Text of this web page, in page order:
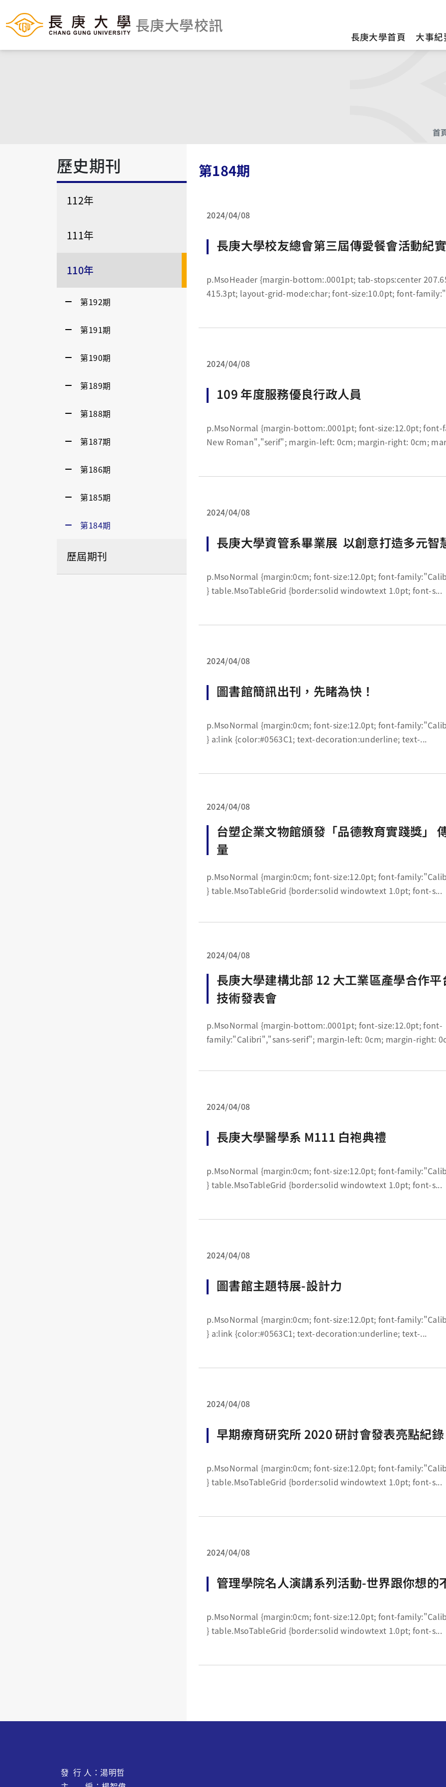
長庚大學校訊
長庚大學首頁 大事紀
首
歷史期刊
112年
111年
110年
第192期
第191期
第190期
第189期
第188期
第187期
第186期
第185期
第184期
歷屆期刊
第184期
2024/04/08
長庚大學校友總會第三屆傳愛餐會活動紀
p.MsoHeader {margin-bottom:.0001pt; tab-stops:center 207.65pt right
415.3pt; layout-grid-mode:char; font-
2024/04/08
109 年度服務優良行政人員
p.MsoNormal {margin-bottom:.0001pt; font-size:12.0pt; font-family:"Times
New Roman","serif";
2024/04/08
長庚大學資管系畢業展 以創意打造多元智
p.MsoNormal {margin:0cm; font-size:12.0pt; font-family:"Calibri",sans-serif;
} table.MsoTableGrid {border:solid windowtext 1.0pt; font-s...
2024/04/08
圖書館簡訊出刊，先睹為快！
p.MsoNormal {margin:0cm; font-size:12.0pt; font-family:"Calibri",sans-serif;
} a:link {color:#0563C1; text-decoration:underline; text-...
2024/04/08
台塑企業文物館頒發「品德教育實踐獎」
量
p.MsoNormal {margin:0cm; font-size:12.0pt; font-family:"Calibri",sans-serif;
} table.MsoTableGrid {border:solid windowtext 1.0pt; font-s...
2024/04/08
長庚大學建構北部 12 大工業區產學合作
技術發表會
p.MsoNormal {margin-bottom:.0001pt; font-size:12.0pt; font-
family:"Calibri","sans-serif"; margin-left: 0cm; margin-right: 0cm; margin-
2024/04/08
長庚大學醫學系 M111 白袍典禮
p.MsoNormal {margin:0cm; font-size:12.0pt; font-family:"Calibri",sans-serif;
} table.MsoTableGrid {border:solid windowtext 1.0pt; font-s...
2024/04/08
圖書館主題特展-設計力
p.MsoNormal {margin:0cm; font-size:12.0pt; font-family:"Calibri",sans-serif;
} a:link {color:#0563C1; text-decoration:underline; text-...
2024/04/08
早期療育研究所 2020 研討會發表亮點紀錄
p.MsoNormal {margin:0cm; font-size:12.0pt; font-family:"Calibri",sans-serif;
} table.MsoTableGrid {border:solid windowtext 1.0pt; font-s...
2024/04/08
管理學院名人演講系列活動-世界跟你想的
p.MsoNormal {margin:0cm; font-size:12.0pt; font-family:"Calibri",sans-serif;
} table.MsoTableGrid {border:solid windowtext 1.0pt; font-s...
發 行 人：湯明哲